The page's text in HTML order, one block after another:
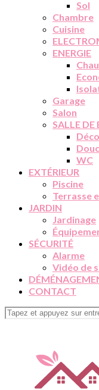
Sol
Chambre
Cuisine
ENERGIE
Garage
Salon
SALLE DE
WC
EXTÉRIEUR
Piscine
Terrasse
JARDIN
Jardinage
SÉCURITÉ
Alarme
Vidéo de
CONTACT